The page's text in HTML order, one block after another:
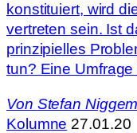
konstituiert, wird
vertreten sein. Ist
prinzipielles
tun? Eine
Von Stefan
Kolumne 27.01.20